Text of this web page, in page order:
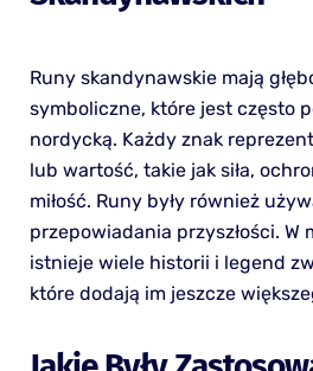
Runy skandynawskie mają
symboliczne, które jest często
nordycką. Każdy znak
lub wartość, takie jak siła,
miłość. Runy były również
przepowiadania przyszłości.
istnieje wiele historii i legend
które dodają im jeszcze